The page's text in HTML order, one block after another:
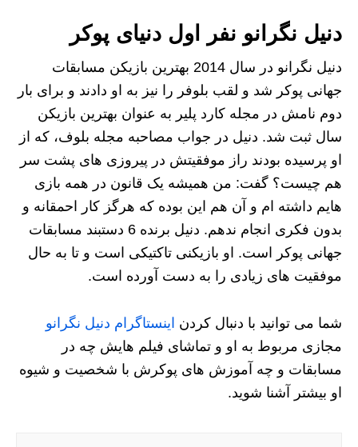
دنیل نگرانو نفر اول دنیای پوکر
دنیل نگرانو در سال 2014 بهترین بازیکن مسابقات
جهانی پوکر شد و لقب بلوفر را نیز به او دادند و برای بار
دوم نامش در مجله کارد پلیر به عنوان بهترین بازیکن
سال ثبت شد. دنیل در جواب مصاحبه مجله بلوف، که از
او پرسیده بودند راز موفقیتش در پیروزی های پشت سر
هم چیست؟ گفت: من همیشه یک قانون در همه بازی
هایم داشته ام و آن هم این بوده که هرگز کار احمقانه و
بدون فکری انجام ندهم. دنیل برنده 6 دستبند مسابقات
جهانی پوکر است. او بازیکنی تاکتیکی است و تا به حال
موفقیت های زیادی را به دست آورده است.
شما می توانید با دنبال کردن اینستاگرام دنیل نگرانو
مجازی مربوط به او و تماشای فیلم هایش چه در
مسابقات و چه آموزش های پوکرش با شخصیت و شیوه
او بیشتر آشنا شوید.